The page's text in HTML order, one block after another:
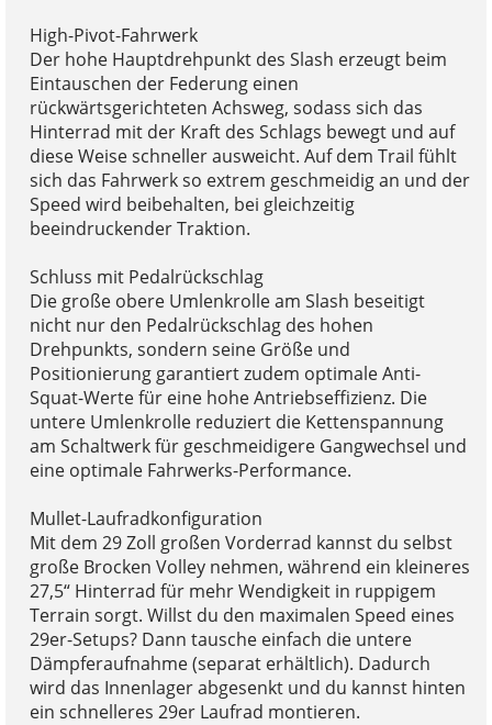
High-Pivot-Fahrwerk
Der hohe Hauptdrehpunkt des Slash erzeugt beim
Eintauschen der Federung einen
rückwärtsgerichteten Achsweg, sodass sich das
Hinterrad mit der Kraft des Schlags bewegt und auf
diese Weise schneller ausweicht. Auf dem Trail fühlt
sich das Fahrwerk so extrem geschmeidig an und der
Speed wird beibehalten, bei gleichzeitig
beeindruckender Traktion.
Schluss mit Pedalrückschlag
Die große obere Umlenkrolle am Slash beseitigt
nicht nur den Pedalrückschlag des hohen
Drehpunkts, sondern seine Größe und
Positionierung garantiert zudem optimale Anti-
Squat-Werte für eine hohe Antriebseffizienz. Die
untere Umlenkrolle reduziert die Kettenspannung
am Schaltwerk für geschmeidigere Gangwechsel und
eine optimale Fahrwerks-Performance.
Mullet-Laufradkonfiguration
Mit dem 29 Zoll großen Vorderrad kannst du selbst
große Brocken Volley nehmen, während ein kleineres
27,5“ Hinterrad für mehr Wendigkeit in ruppigem
Terrain sorgt. Willst du den maximalen Speed eines
29er-Setups? Dann tausche einfach die untere
Dämpferaufnahme (separat erhältlich). Dadurch
wird das Innenlager abgesenkt und du kannst hinten
ein schnelleres 29er Laufrad montieren.